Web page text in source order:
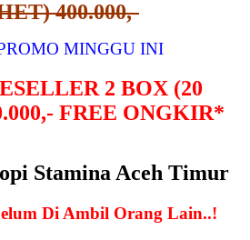
400.000,-
MINGGU INI
2 BOX (20
FREE ONGKIR*
Stamina Aceh Timur
Di Ambil Orang Lain..!